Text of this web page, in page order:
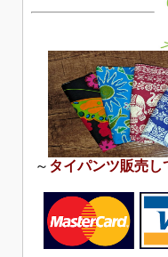
～ タイパンツ販売し